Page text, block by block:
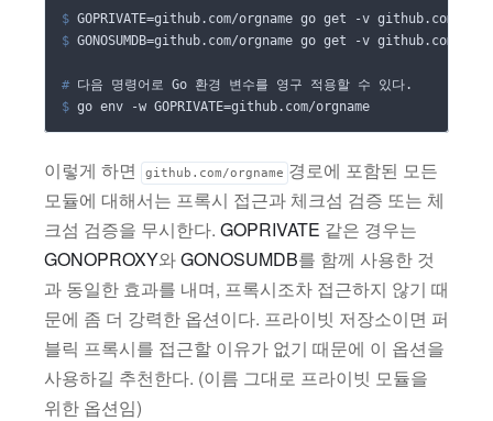
$ GOPRIVATE=github.com/orgname go get -v github.com/
$ GONOSUMDB=github.com/orgname go get -v github.com/
# 다음 명령어로 Go 환경 변수를 영구 적용할 수 있다.
$ go env -w GOPRIVATE=github.com/orgname
이렇게 하면 github.com/orgname 경로에 포함된 모든
모듈에 대해서는 프록시 접근과 체크섬 검증 또는 체
크섬 검증을 무시한다. GOPRIVATE 같은 경우는
GONOPROXY와GONOSUMDB를 함께 사용한 것
과 동일한 효과를 내며, 프록시조차 접근하지 않기 때
문에 좀 더 강력한 옵션이다. 프라이빗 저장소이면 퍼
블릭 프록시를 접근할 이유가 없기 때문에 이 옵션을
사용하길 추천한다. (이름 그대로 프라이빗 모듈을
위한 옵션임)